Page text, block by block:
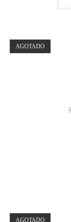
AGOTADO
AGOTADO